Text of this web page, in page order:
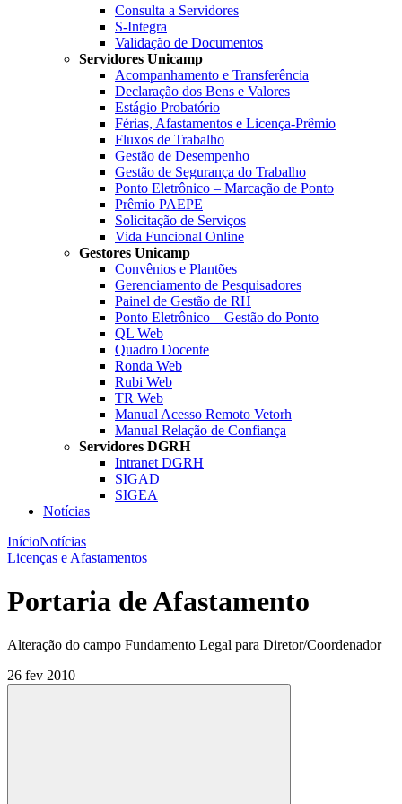
Consulta a Servidores
S-Integra
Validação de Documentos
Servidores Unicamp
Acompanhamento e Transferência
Declaração dos Bens e Valores
Estágio Probatório
Férias, Afastamentos e Licença-Prêmio
Fluxos de Trabalho
Gestão de Desempenho
Gestão de Segurança do Trabalho
Ponto Eletrônico – Marcação de Ponto
Prêmio PAEPE
Solicitação de Serviços
Vida Funcional Online
Gestores Unicamp
Convênios e Plantões
Gerenciamento de Pesquisadores
Painel de Gestão de RH
Ponto Eletrônico – Gestão do Ponto
QL Web
Quadro Docente
Ronda Web
Rubi Web
TR Web
Manual Acesso Remoto Vetorh
Manual Relação de Confiança
Servidores DGRH
Intranet DGRH
SIGAD
SIGEA
Notícias
InícioNotícias
Licenças e Afastamentos
Portaria de Afastamento
Alteração do campo Fundamento Legal para Diretor/Coordenador
26 fev 2010